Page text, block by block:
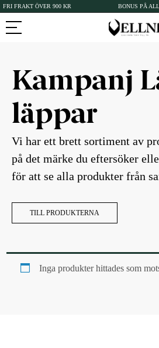
FRI FRAKT ÖVER 900 KR BONUS PÅ
Kampanj
läppar
Vi har ett brett sortiment av
på det märke du eftersöker
för att se alla produkter från
TILL PRODUKTERNA
Inga produkter hittades som